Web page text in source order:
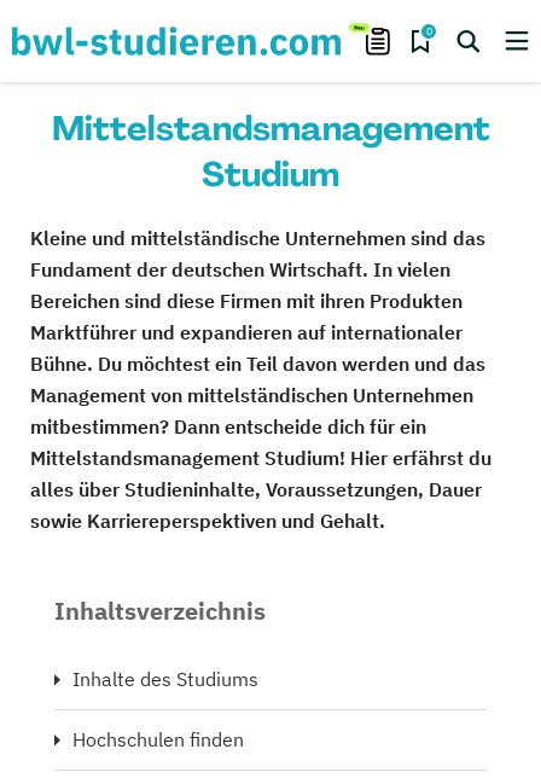
0
Mittelstandsmanagement
Studium
Kleine und mittelständische Unternehmen sind das
Fundament der deutschen Wirtschaft. In vielen
Bereichen sind diese Firmen mit ihren Produkten
Marktführer und expandieren auf internationaler
Bühne. Du möchtest ein Teil davon werden und das
Management von mittelständischen Unternehmen
mitbestimmen? Dann entscheide dich für ein
Mittelstandsmanagement Studium! Hier erfährst du
alles über Studieninhalte, Voraussetzungen, Dauer
sowie Karriereperspektiven und Gehalt.
Inhaltsverzeichnis
Inhalte des Studiums
Hochschulen finden